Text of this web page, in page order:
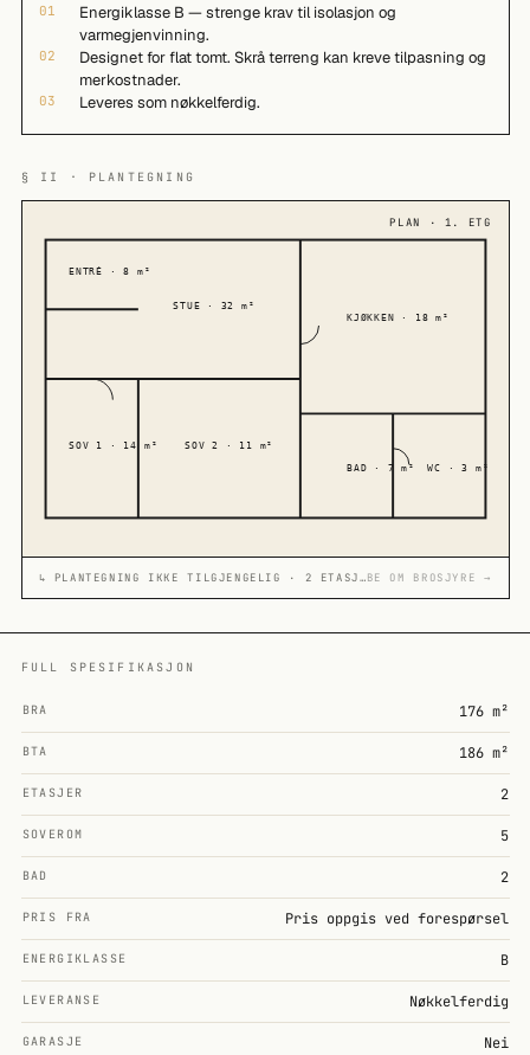
01
Energiklasse B — strenge krav til isolasjon og
varmegjenvinning.
02
Designet for flat tomt. Skrå terreng kan kreve tilpasning og
merkostnader.
03 Leveres som nøkkelferdig.
§ II · PLANTEGNING
STUE · 32 m²
KJØKKEN · 18 m²
BAD · 7 m² WC · 3 m²
SOV 1 · 14 m² SOV 2 · 11 m²
ENTRÉ · 8 m²
PLAN · 1. ETG
↳ PLANTEGNING IKKE TILGJENGELIG · 2 ETASJERBE OM BROSJYRE →
FULL SPESIFIKASJON
BRA 176 m²
BTA 186 m²
ETASJER 2
SOVEROM 5
BAD 2
PRIS FRA Pris oppgis ved forespørsel
ENERGIKLASSE B
LEVERANSE Nøkkelferdig
GARASJE Nei